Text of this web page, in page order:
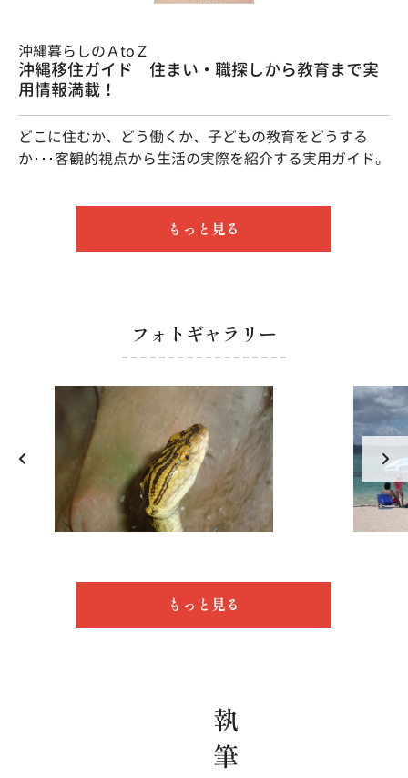
沖縄暮らしのＡtoＺ
沖縄移住ガイド 住まい・職探しから教育まで実
用情報満載！
どこに住むか、どう働くか、子どもの教育をどうする
か･･･客観的視点から生活の実際を紹介する実用ガイド。
もっと見る
フォトギャラリー
もっと見る